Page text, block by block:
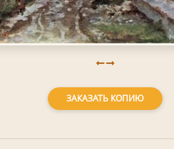
ЗАКАЗАТЬ КОПИЮ